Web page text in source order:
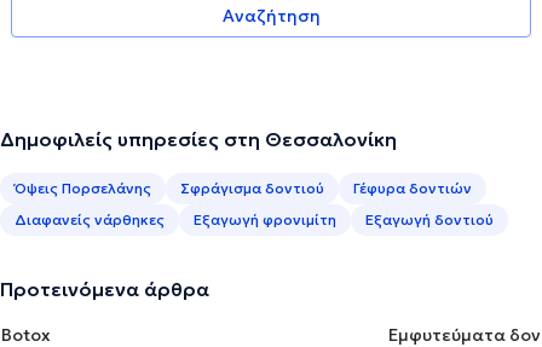
Αναζήτηση
Δημοφιλείς υπηρεσίες στη Θεσσαλονίκη
Όψεις Πορσελάνης Σφράγισμα δοντιού
Γέφυρα δοντιών
Διαφανείς νάρθηκες
Εξαγωγή φρονιμίτη Εξαγωγή δοντιού
Προτεινόμενα άρθρα
Botox
Εμφυτεύματα